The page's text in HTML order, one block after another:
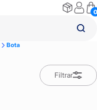
0
Bota
Filtrar